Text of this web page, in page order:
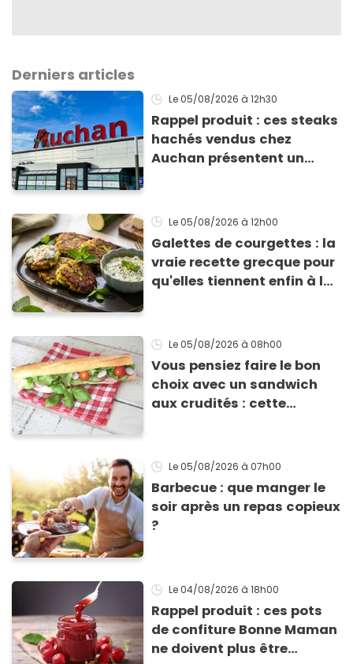
Derniers articles
Le 05/08/2026 à 12h30
Rappel produit : ces steaks
hachés vendus chez
Auchan présentent un
Le 05/08/2026 à 12h00
Galettes de courgettes : la
vraie recette grecque pour
qu'elles tiennent enfin à la
Le 05/08/2026 à 08h00
Vous pensiez faire le bon
choix avec un sandwich
aux crudités : cette
Le 05/08/2026 à 07h00
Barbecue : que manger le
soir après un repas copieux
?
Le 04/08/2026 à 18h00
Rappel produit : ces pots
de confiture Bonne Maman
ne doivent plus être